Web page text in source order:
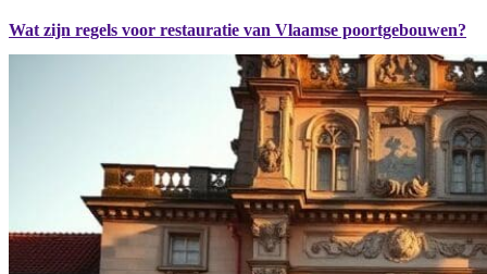
Wat zijn regels voor restauratie van Vlaamse poortgebouwen?